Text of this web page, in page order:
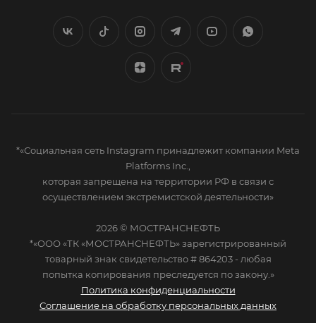
*«Социальная сеть Instagram принадлежит компании Meta
Platforms Inc.,
которая запрещена на территории РФ в связи с
осуществлением экстремистской деятельности»
2026 © МОСТРАНСНЕФТЬ
*«ООО «ТК «МОСТРАНСНЕФТЬ» зарегистрированный
товарный знак свидетельство # 864203 - любая
попытка копирования преследуется по закону.»
Политика конфиденциальности
Соглашение на обработку персональных данных